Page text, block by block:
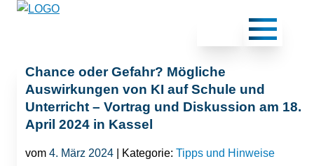
Chance oder Gefahr? Mögliche
Auswirkungen von KI auf Schule und
Unterricht – Vortrag und Diskussion am 18.
April 2024 in Kassel
vom 4. März 2024 | Kategorie: Tipps und Hinweise